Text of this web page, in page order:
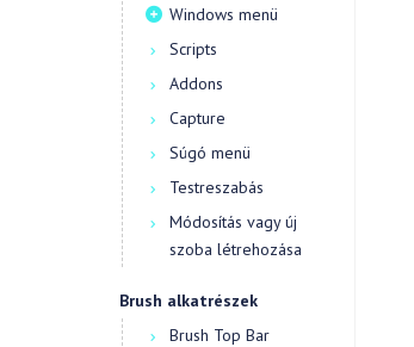
Windows menü
Scripts
Addons
Capture
Súgó menü
Testreszabás
Módosítás vagy új
szoba létrehozása
Brush alkatrészek
Brush Top Bar